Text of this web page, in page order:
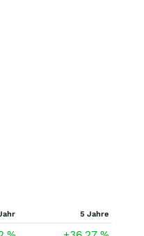
5 Jahre